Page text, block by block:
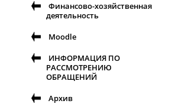
Финансово-хозяйственная
деятельность
Moodle
ИНФОРМАЦИЯ ПО
РАССМОТРЕНИЮ
ОБРАЩЕНИЙ
Архив